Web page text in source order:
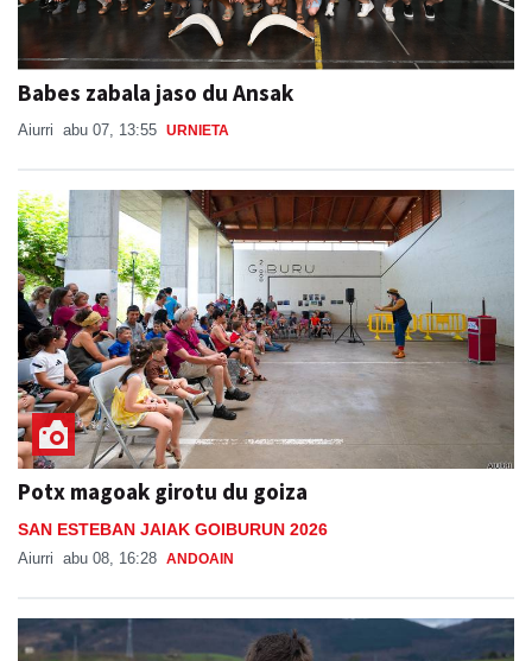
Babes zabala jaso du Ansak
Aiurri abu 07, 13:55 URNIETA
Potx magoak girotu du goiza
SAN ESTEBAN JAIAK GOIBURUN 2026
Aiurri abu 08, 16:28 ANDOAIN